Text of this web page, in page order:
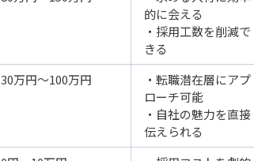
的に会える
・採用工数を削減で
きる
30万円～100万円
・転職潜在層にアプ
ローチ可能
・自社の魅力を直接
伝えられる